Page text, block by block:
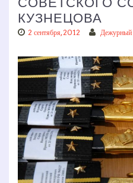
КУЗНЕЦОВА
2 сентября, 2012 Дежурный